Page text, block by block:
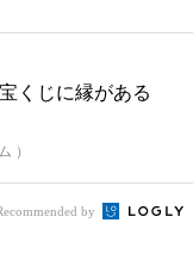
くじに縁がある
）
by